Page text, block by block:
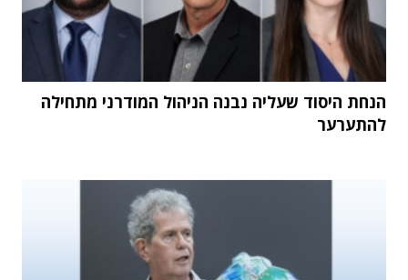
הנחת היסוד שעליה נבנה הניהול המודרני מתחילה
להתערער